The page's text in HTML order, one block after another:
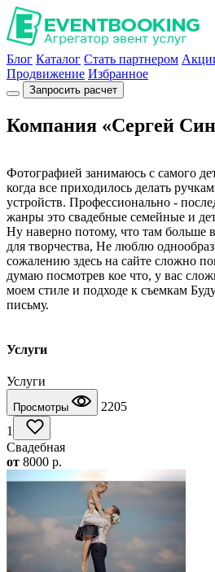
Блог Каталог Стать партнером
Продвижение Избранное
Запросить расчет
Компания «Сергей
Фотографией занимаюсь с самого
когда все приходилось делать
устройств. Профессионально -
жанры это свадебные семейные и
Ну наверно потому, что там больше
для творчества, Не люблю
сожалению здесь на сайте сложно
думаю посмотрев кое что, у вас
моем стиле и подходе к съемкам
письму.
Услуги
Услуги
Просмотры
2205
1
Свадебная
от 8000 p.